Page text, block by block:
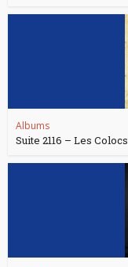
Albums
Suite 2116 – Les Colocs